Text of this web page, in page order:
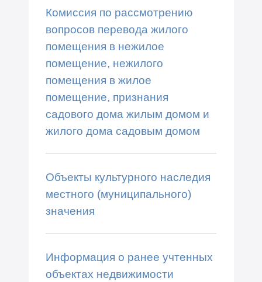
Комиссия по рассмотрению
вопросов перевода жилого
помещения в нежилое
помещение, нежилого
помещения в жилое
помещение, признания
садового дома жилым домом и
жилого дома садовым домом
Объекты культурного наследия
местного (муниципального)
значения
Информация о ранее учтенных
объектах недвижимости